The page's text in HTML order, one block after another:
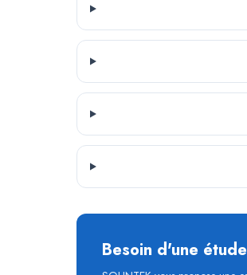
Besoin d'une